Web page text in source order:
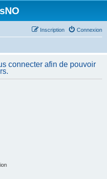
Connexion
Inscription
connecter afin de pouvoir